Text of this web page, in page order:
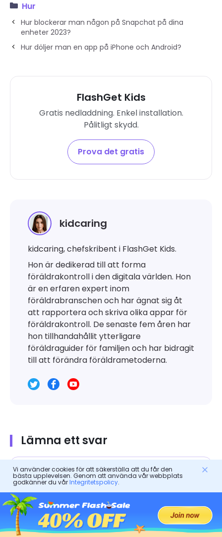
Hur
Hur blockerar man någon på Snapchat på dina
enheter 2023?
Hur döljer man en app på iPhone och Android?
FlashGet Kids
Gratis nedladdning. Enkel installation.
Pålitligt skydd.
Prova det gratis
kidcaring
kidcaring, chefskribent i FlashGet Kids.
Hon är dedikerad till att forma
föräldrakontroll i den digitala världen. Hon
är en erfaren expert inom
föräldrabranschen och har ägnat sig åt
att rapportera och skriva olika appar för
föräldrakontroll. De senaste fem åren har
hon tillhandahållit ytterligare
föräldraguider för familjen och har bidragit
till att förändra föräldrametoderna.
Lämna ett svar
Vi använder cookies för att säkerställa att du får den
bästa upplevelsen. Genom att använda vår webbplats
godkänner du vårIntegritetspolicy.